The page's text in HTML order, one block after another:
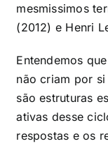
mesmissimos
(2012) e Henri
Entendemos
não criam por
são estruturas
ativas desse
respostas e os